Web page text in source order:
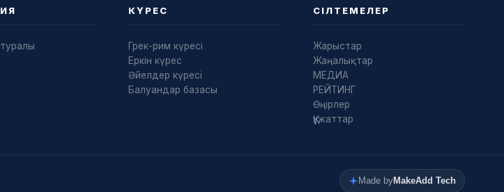
КҮРЕС
Грек-рим күресі
Еркін күрес
Әйелдер күресі
Балуандар базасы
СІЛТЕМЕЛЕР
Жарыстар
Жаңалықтар
МЕДИА
РЕЙТИНГ
Өңірлер
Құжаттар
Made byMakeAdd Tech